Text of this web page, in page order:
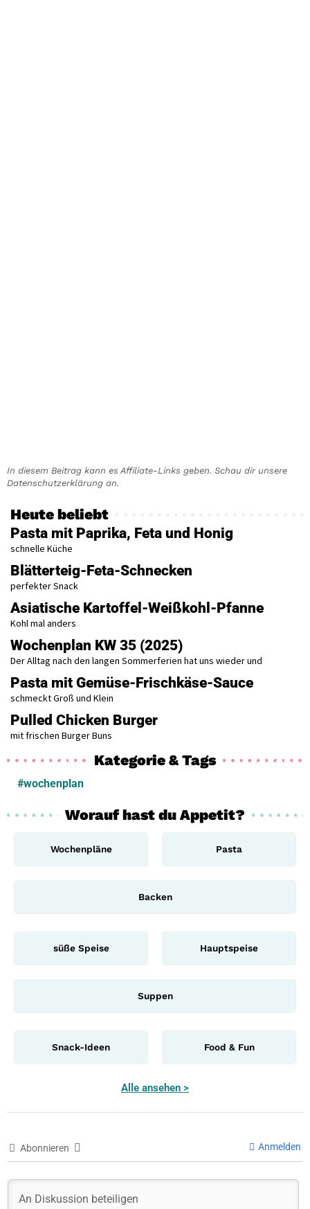
In diesem Beitrag kann es Affiliate-Links geben. Schau dir unsere
Datenschutzerklärung an.
Heute beliebt
Pasta mit Paprika, Feta und Honig
schnelle Küche
Blätterteig-Feta-Schnecken
perfekter Snack
Asiatische Kartoffel-Weißkohl-Pfanne
Kohl mal anders
Wochenplan KW 35 (2025)
Der Alltag nach den langen Sommerferien hat uns wieder und
Pasta mit Gemüse-Frischkäse-Sauce
schmeckt Groß und Klein
Pulled Chicken Burger
mit frischen Burger Buns
Kategorie & Tags
#wochenplan
Worauf hast du Appetit?
Wochenpläne Pasta
Backen
süße Speise Hauptspeise
Suppen
Snack-Ideen Food & Fun
Alle ansehen >
Abonnieren Anmelden